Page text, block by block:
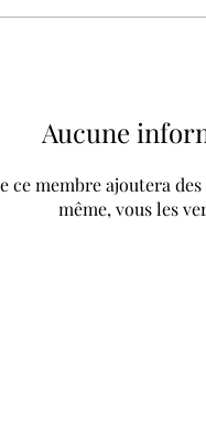
Aucune
ce membre ajoutera
même, vous les